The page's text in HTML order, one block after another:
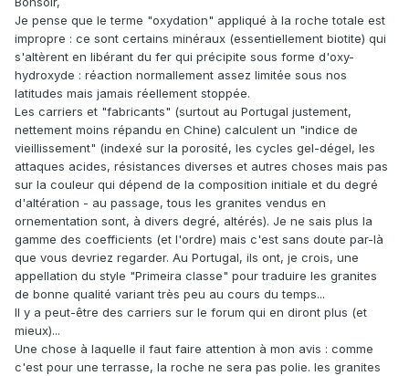
Je pense que le terme "oxydation" appliqué à la roche totale est
impropre : ce sont certains minéraux (essentiellement biotite) qui
s'altèrent en libérant du fer qui précipite sous forme d'oxy-
hydroxyde : réaction normallement assez limitée sous nos
latitudes mais jamais réellement stoppée.
Les carriers et "fabricants" (surtout au Portugal justement,
nettement moins répandu en Chine) calculent un "indice de
vieillissement" (indexé sur la porosité, les cycles gel-dégel, les
attaques acides, résistances diverses et autres choses mais pas
sur la couleur qui dépend de la composition initiale et du degré
d'altération - au passage, tous les granites vendus en
ornementation sont, à divers degré, altérés). Je ne sais plus la
gamme des coefficients (et l'ordre) mais c'est sans doute par-là
que vous devriez regarder. Au Portugal, ils ont, je crois, une
appellation du style "Primeira classe" pour traduire les granites
de bonne qualité variant très peu au cours du temps...
Il y a peut-être des carriers sur le forum qui en diront plus (et
mieux)...
Une chose à laquelle il faut faire attention à mon avis : comme
c'est pour une terrasse, la roche ne sera pas polie. les granites